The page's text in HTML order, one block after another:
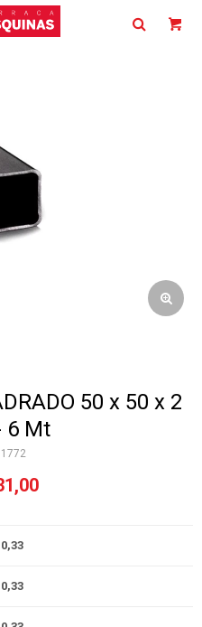
50 x 50 x 2
6 Mt